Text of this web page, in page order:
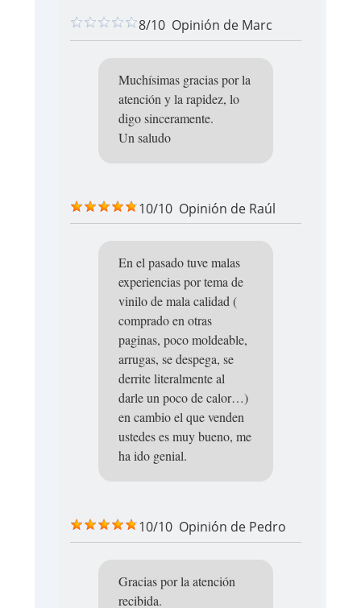
8/10 Opinión de Marc
Muchísimas gracias por la
atención y la rapidez, lo
digo sinceramente.
Un saludo
10/10 Opinión de Raúl
En el pasado tuve malas
experiencias por tema de
vinilo de mala calidad (
comprado en otras
paginas, poco moldeable,
arrugas, se despega, se
derrite literalmente al
darle un poco de calor…)
en cambio el que venden
ustedes es muy bueno, me
ha ido genial.
10/10 Opinión de Pedro
Gracias por la atención
recibida.